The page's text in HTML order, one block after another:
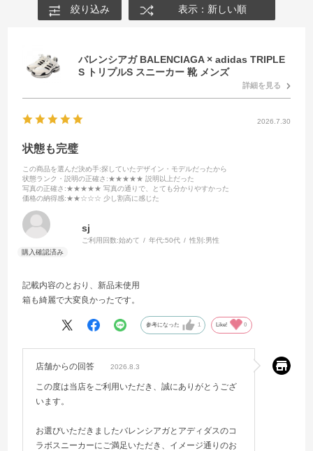
絞り込み 表示：新しい順
バレンシアガ BALENCIAGA × adidas TRIPLE
S トリプルS スニーカー 靴 メンズ
詳細を見る
2026.7.30
状態も完璧
この商品を選んだ決め手:探していたデザイン・モデルだったから
状態ランク・説明の正確さ :★★★★★ 説明以上だった
写真の正確さ :★★★★★ 写真の通りで、とても分かりやすかった
価格の納得感:★★☆☆☆ 少し割高に感じた
sj
ご利用回数:始めて 年代:50代 性別:男性
記載内容のとおり、新品未使用
箱も綺麗で大変良かったです。
参考になった 1 Like! 0
店舗からの回答 2026.8.3
この度は当店をご利用いただき、誠にありがとうござ
います。
お選びいただきましたバレンシアガとアディダスのコ
ラボスニーカーにご満足いただき、イメージ通りのお